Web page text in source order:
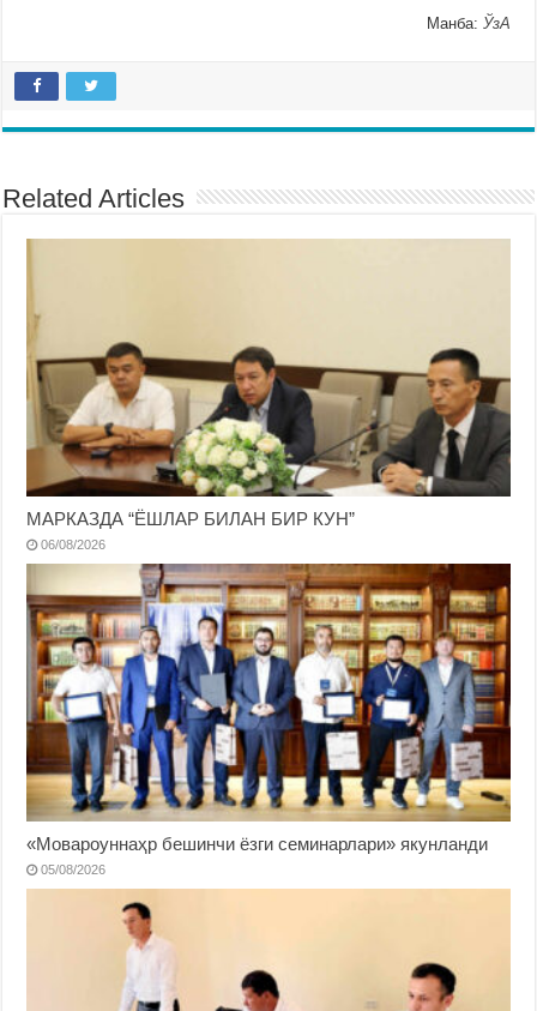
Манба: ЎзА
Related Articles
МАРКАЗДА “ЁШЛАР БИЛАН БИР КУН”
06/08/2026
«Мовароуннаҳр бешинчи ёзги семинарлари» якунланди
05/08/2026